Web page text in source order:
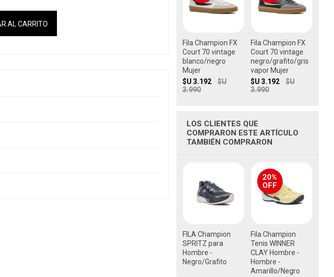
AL CARRITO
Fila Champion FX
Court 70 vintage
blanco/negro
Mujer
$U 3.192
$U
3.990
Fila Champion FX
Court 70 vintage
negro/grafito/gris
vapor Mujer
$U 3.192
$U
3.990
LOS CLIENTES QUE
COMPRARON ESTE ARTÍCULO
TAMBIÉN COMPRARON
FILA Champion
SPRITZ para
Hombre -
Negro/Grafito
20%
OFF
Fila Champion
Tenis WINNER
CLAY Hombre -
Hombre -
Amarillo/Negro